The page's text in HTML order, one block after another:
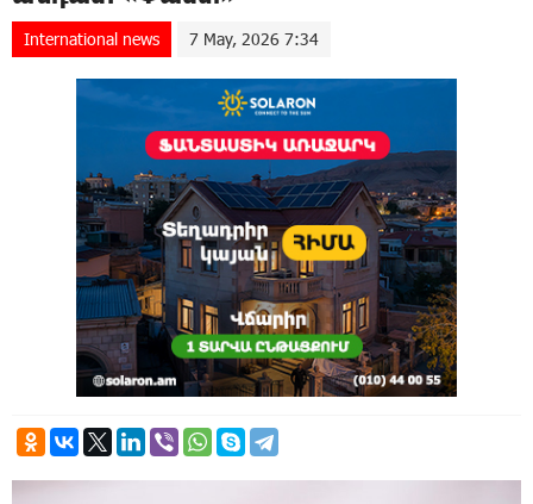
International news 7 May, 2026 7:34